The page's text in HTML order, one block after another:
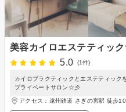
美容カイロエステティッ
5.0
(1件)
カイロプラクティックとエステティッ
プライベートサロン☆彡
アクセス：遠州鉄道 さぎの宮駅 徒歩